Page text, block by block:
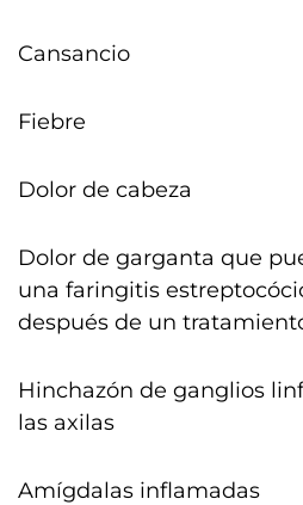
Cansancio
Fiebre
Dolor de cabeza
Dolor de garganta que
una faringitis
después de un
Hinchazón de ganglios
las axilas
Amígdalas inflamadas